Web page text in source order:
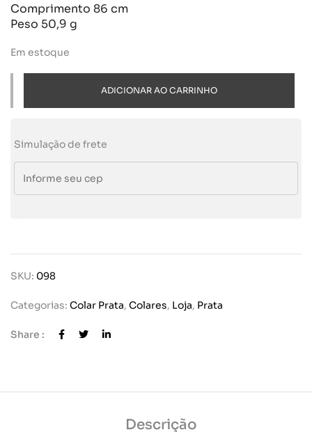
Comprimento 86 cm
Peso 50,9 g
Em estoque
ADICIONAR AO CARRINHO
Simulação de frete
SKU: 098
Categorias: Colar Prata, Colares, Loja, Prata
Share :
Descrição